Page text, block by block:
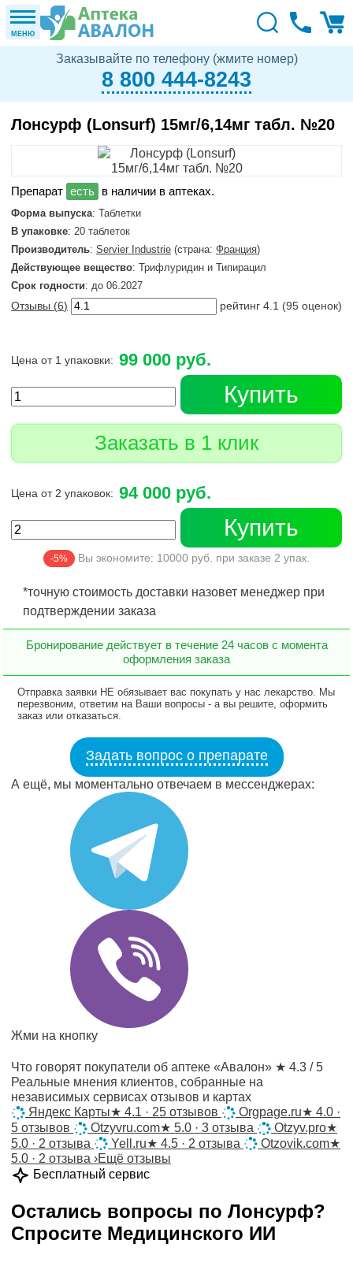
МЕНЮ
Заказывайте по телефону (жмите номер)
8 800 444-8243
Лонсурф (Lonsurf) 15мг/6,14мг табл. №20
в наличии в аптеках.
Форма выпуска: Таблетки
В упаковке: 20 таблеток
Производитель: Servier Industrie (страна: Франция)
Действующее вещество: Трифлуридин и Типирацил
Срок годности: до 06.2027
Отзывы (6) рейтинг 4.1 (95 оценок)
Цена от 1 упаковки: 99 000 руб.
Купить
Заказать в 1 клик
Цена от 2 упаковок: 94 000 руб.
Купить
-5% Вы экономите: 10000 руб. при заказе 2 упак.
*точную стоимость доставки назовет менеджер при
подтверждении заказа
Бронирование действует в течение 24 часов с момента
оформления заказа
Отправка заявки НЕ обязывает вас покупать у нас лекарство. Мы
перезвоним, ответим на Ваши вопросы - а вы решите, оформить
заказ или отказаться.
Задать вопрос о препарате
А ещё, мы моментально отвечаем в мессенджерах:
Жми на кнопку
Что говорят покупатели об аптеке «Авалон» ★ 4.3 / 5
Реальные мнения клиентов, собранные на
независимых сервисах отзывов и картах
Яндекс Карты★ 4.1 · 25 отзывов Orgpage.ru★ 4.0 ·
5 отзывов
Otzyvru.com★ 5.0 · 3 отзыва Otzyv.pro★
5.0 · 2 отзыва
Yell.ru★ 4.5 · 2 отзыва Otzovik.com★
5.0 · 2 отзыва ›Ещё отзывы
Бесплатный сервис
Остались вопросы по Лонсурф?
Спросите Медицинского ИИ